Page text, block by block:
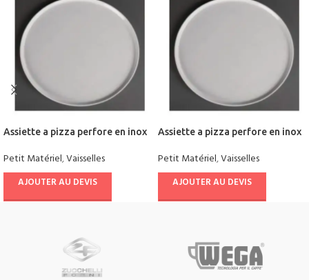
Assiette a pizza perfore en inox
Petit Matériel,Vaisselles
AJOUTER AU DEVIS
Assiette a pizza perfore en inox
Petit Matériel,Vaisselles
AJOUTER AU DEVIS